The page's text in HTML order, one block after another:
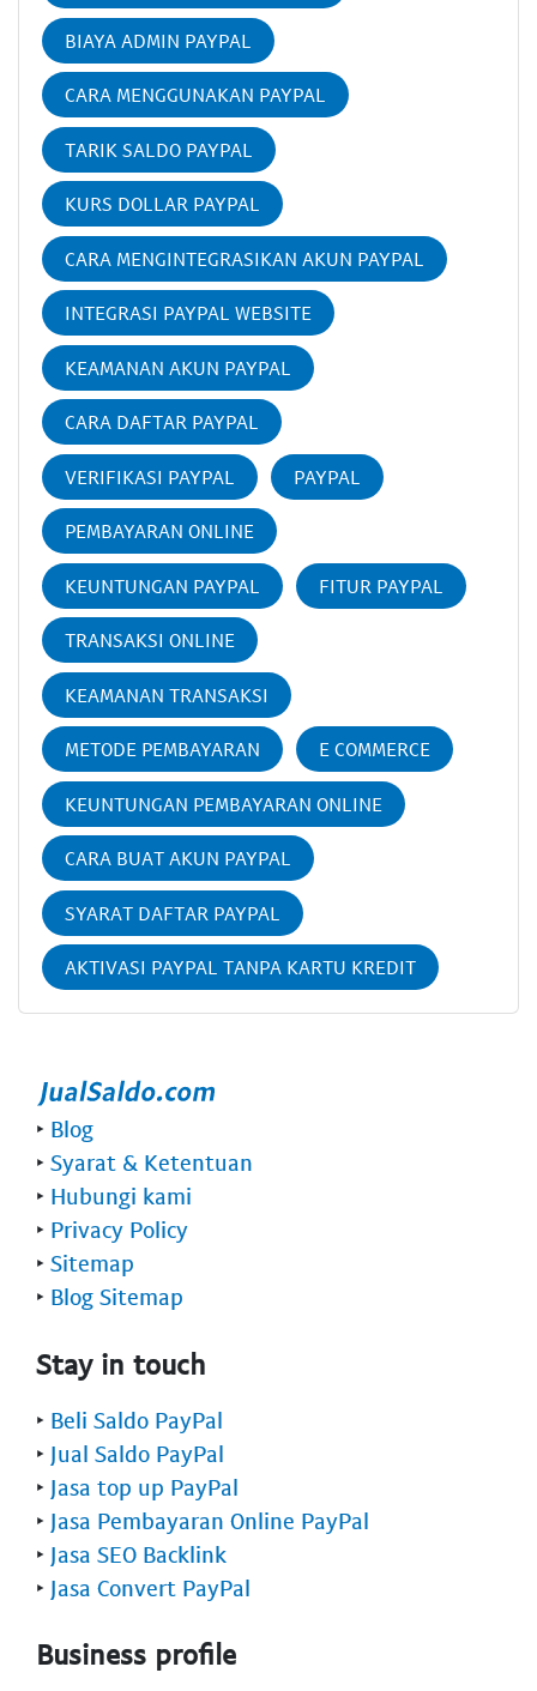
BIAYA ADMIN PAYPAL
CARA MENGGUNAKAN PAYPAL
TARIK SALDO PAYPAL
KURS DOLLAR PAYPAL
CARA MENGINTEGRASIKAN AKUN PAYPAL
INTEGRASI PAYPAL WEBSITE
KEAMANAN AKUN PAYPAL
CARA DAFTAR PAYPAL
VERIFIKASI PAYPAL PAYPAL
PEMBAYARAN ONLINE
KEUNTUNGAN PAYPAL FITUR PAYPAL
TRANSAKSI ONLINE
KEAMANAN TRANSAKSI
METODE PEMBAYARAN E COMMERCE
KEUNTUNGAN PEMBAYARAN ONLINE
CARA BUAT AKUN PAYPAL
SYARAT DAFTAR PAYPAL
AKTIVASI PAYPAL TANPA KARTU KREDIT
‣ Blog
‣ Syarat & Ketentuan
‣ Hubungi kami
‣ Privacy Policy
‣ Sitemap
‣ Blog Sitemap
Stay in touch
‣ Beli Saldo PayPal
‣ Jual Saldo PayPal
‣ Jasa top up PayPal
‣ Jasa Pembayaran Online PayPal
‣ Jasa SEO Backlink
‣ Jasa Convert PayPal
Business profile